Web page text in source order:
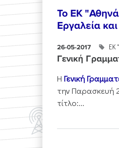
To EK
Εργαλεία
26-05-2017 ΕΚ
Γενική
Η Γενική
την Παρασκευή
τίτλο:...